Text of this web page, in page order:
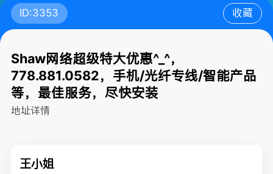
ID:3353 收藏
Shaw网络超级特大优惠^_^，
778.881.0582，手机/光纤专线/智能产品
等，最佳服务，尽快安装
地址详情
王小姐